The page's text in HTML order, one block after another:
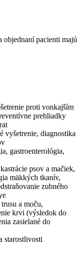
objednaní pacienti majú
proti vonkajším
prehliadky
vyšetrenie, diagnostika
gastroenterológia,
psov a mačiek,
mäkkých tkanív,
zubného
a moču,
krvi (výsledok do
zasielané do
starostlivosti